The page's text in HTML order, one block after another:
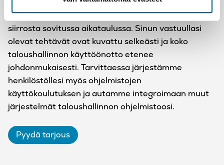
mukainen selkeä palvelukokonaisuus. Huolehdimme
vanhojen palveluiden irtisanomisesta ja tietojen
siirrosta sovitussa aikataulussa. Sinun vastuullasi
olevat tehtävät ovat kuvattu selkeästi ja koko
taloushallinnon käyttöönotto etenee
johdonmukaisesti. Tarvittaessa järjestämme
henkilöstöllesi myös ohjelmistojen
käyttökoulutuksen ja autamme integroimaan muut
järjestelmät taloushallinnon ohjelmistoosi.
Pyydä tarjous